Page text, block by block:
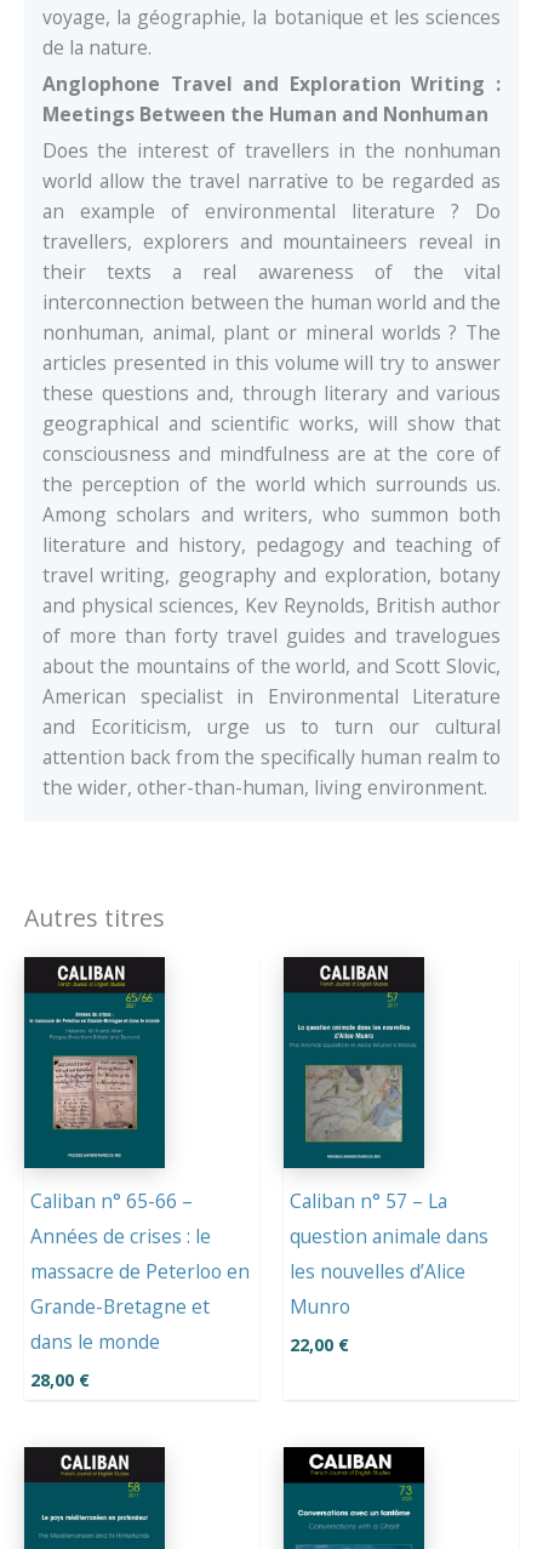
voyage, la géographie, la botanique et les sciences
de la nature.
Anglophone Travel and Exploration Writing :
Meetings Between the Human and Nonhuman
Does the interest of travellers in the nonhuman
world allow the travel narrative to be regarded as
an example of environmental literature ? Do
travellers, explorers and mountaineers reveal in
their texts a real awareness of the vital
interconnection between the human world and the
nonhuman, animal, plant or mineral worlds ? The
articles presented in this volume will try to answer
these questions and, through literary and various
geographical and scientific works, will show that
consciousness and mindfulness are at the core of
the perception of the world which surrounds us.
Among scholars and writers, who summon both
literature and history, pedagogy and teaching of
travel writing, geography and exploration, botany
and physical sciences, Kev Reynolds, British author
of more than forty travel guides and travelogues
about the mountains of the world, and Scott Slovic,
American specialist in Environmental Literature
and Ecoriticism, urge us to turn our cultural
attention back from the specifically human realm to
the wider, other-than-human, living environment.
Autres titres
Caliban n° 65-66 –
Années de crises : le
massacre de Peterloo en
Grande-Bretagne et
dans le monde
28,00 €
Caliban n° 57 – La
question animale dans
les nouvelles d’Alice
Munro
22,00 €